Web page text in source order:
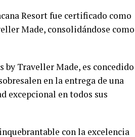
Resort fue certificado como
Made, consolidándose como
Traveller Made, es concedido
en la entrega de una
excepcional en todos sus
con la excelencia